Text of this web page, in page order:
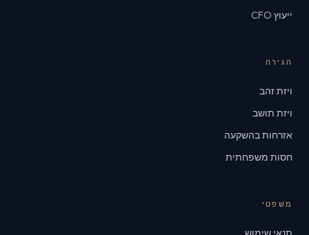
ייעוץ CFO
הגירה
ויזת זהב
ויזת תושב
אזרחות בהשקעה
חסות משפחתית
משפטי